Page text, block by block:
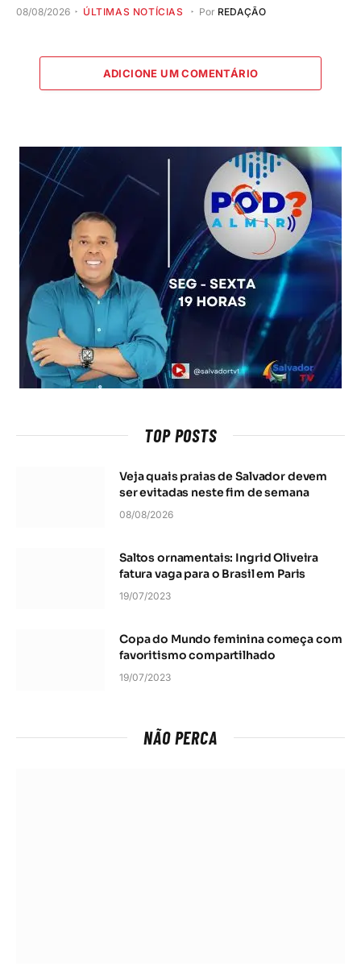
08/08/2026 ÚLTIMAS NOTÍCIAS Por REDAÇÃO
ADICIONE UM COMENTÁRIO
TOP POSTS
Veja quais praias de Salvador devem
ser evitadas neste fim de semana
08/08/2026
Saltos ornamentais: Ingrid Oliveira
fatura vaga para o Brasil em Paris
19/07/2023
Copa do Mundo feminina começa com
favoritismo compartilhado
19/07/2023
NÃO PERCA